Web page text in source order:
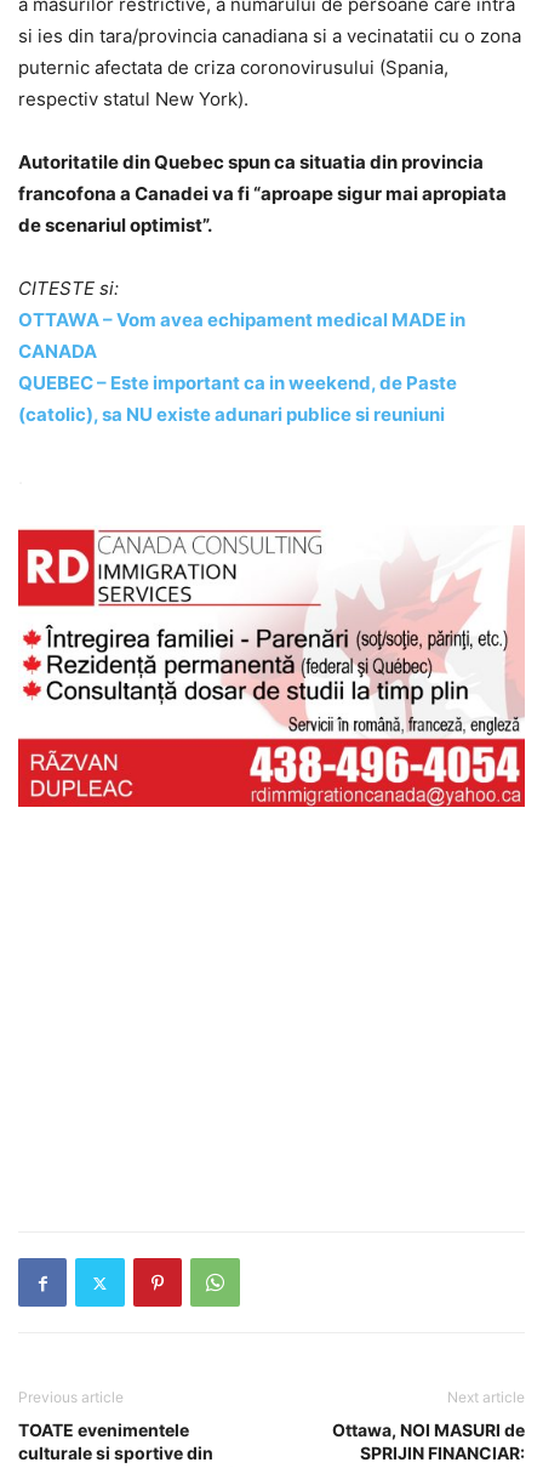
si ies din tara/provincia canadiana si a vecinatatii cu o zona
puternic afectata de criza coronovirusului (Spania,
respectiv statul New York).
Autoritatile din Quebec spun ca situatia din provincia
francofona a Canadei va fi “aproape sigur mai apropiata
de scenariul optimist”.
CITESTE si:
OTTAWA – Vom avea echipament medical MADE in
CANADA
QUEBEC – Este important ca in weekend, de Paste
(catolic), sa NU existe adunari publice si reuniuni
Previous article
TOATE evenimentele
culturale si sportive din
Next article
Ottawa, NOI MASURI de
SPRIJIN FINANCIAR: